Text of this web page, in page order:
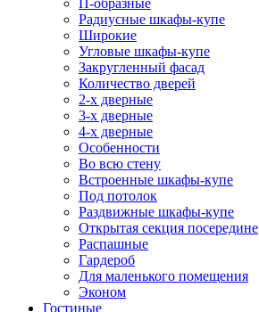
П-образные
Радиусные шкафы-купе
Широкие
Угловые шкафы-купе
Закругленный фасад
Количество дверей
2-х дверные
3-х дверные
4-х дверные
Особенности
Во всю стену
Встроенные шкафы-купе
Под потолок
Раздвижные шкафы-купе
Открытая секция посередине
Распашные
Гардероб
Для маленького помещения
Эконом
Гостиные